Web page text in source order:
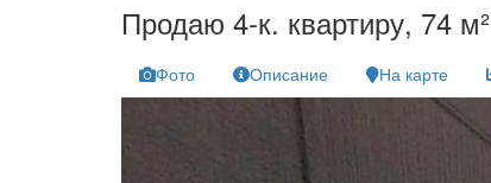
Продаю 4-к. квартиру, 74 м²
Фото Описание На карте